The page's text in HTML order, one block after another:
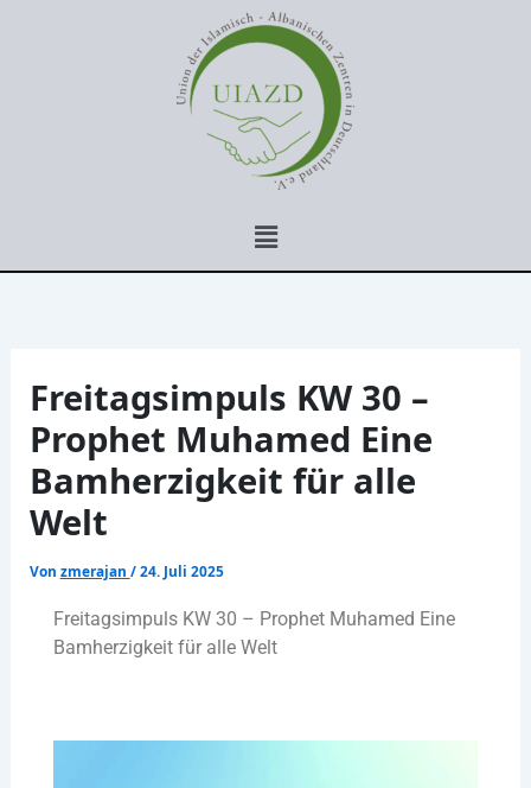
Menü
Freitagsimpuls KW 30 –
Prophet Muhamed Eine
Bamherzigkeit für alle
Welt
Von zmerajan /24. Juli 2025
Freitagsimpuls KW 30 – Prophet Muhamed Eine
Bamherzigkeit für alle Welt